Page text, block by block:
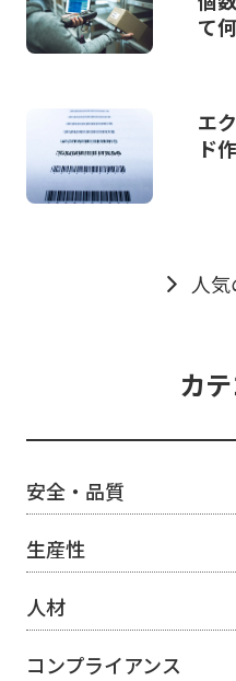
て
エ
ド
人
カ
安全・品質
生産性
人材
コンプライアンス